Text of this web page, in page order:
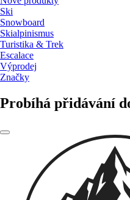
Ski
Snowboard
Skialpinismus
Turistika & Trek
Escalace
Výprodej
Značky
Probíhá přidávání